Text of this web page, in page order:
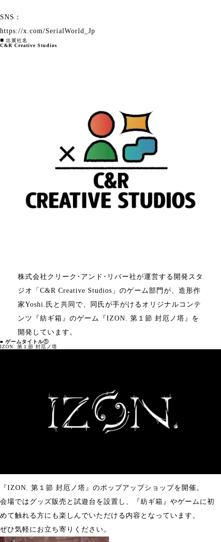
SNS：
https://x.com/SerialWorld_Jp
◼️ 出展社名
C&R Creative Studios
株式会社クリーク･アンド･リバー社が運営する開発スタ
ジオ「C&R Creative Studios」のゲーム部門が、造形作
家Yoshi.氏と共同で、同氏が手がけるオリジナルコンテ
ンツ『紡ギ箱』のゲーム『IZON. 第１節 封厄ノ塔』を
開発しています。
■ ゲームタイトル①
IZON. 第１節 封厄ノ塔
『IZON. 第１節 封厄ノ塔』のポップアップショップを開催。
会場ではグッズ販売と試遊台を設置し、『紡ギ箱』やゲームに初
めて触れる方にも楽しんでいただける内容となっています。
ぜひ気軽にお立ち寄りください。